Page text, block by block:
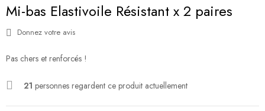
Mi-bas Elastivoile Résistant x 2 paires
Donnez votre avis
Pas chers et renforcés !
21 personnes regardent ce produit actuellement